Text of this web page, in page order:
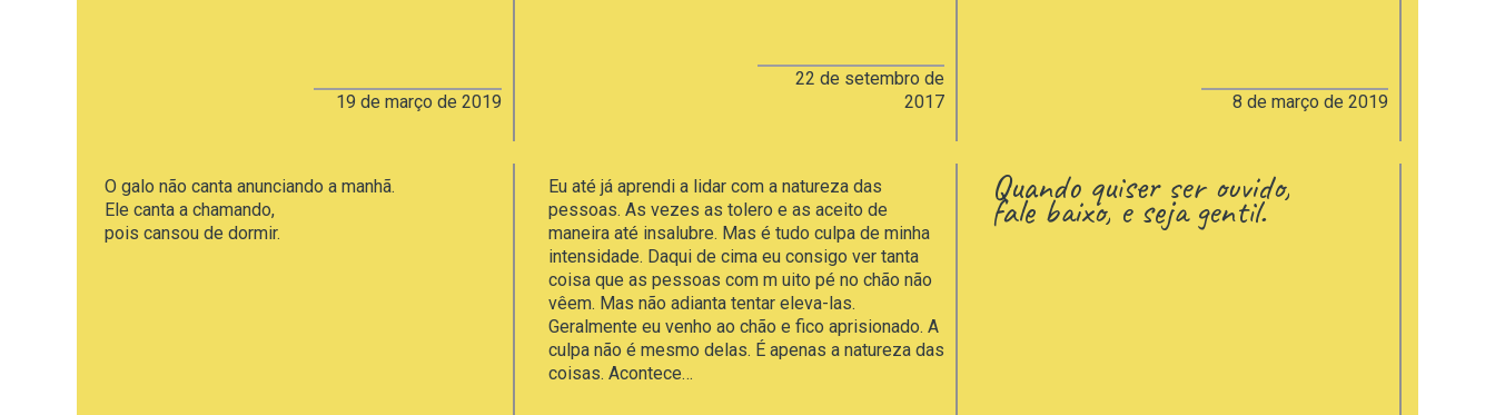
19 de março de 2019
22 de setembro de
2017
8 de março de 2019
O galo não canta anunciando a manhã.
Ele canta a chamando,
pois cansou de dormir.
Eu até já aprendi a lidar com a natureza das
pessoas. As vezes as tolero e as aceito de
maneira até insalubre. Mas é tudo culpa de minha
intensidade. Daqui de cima eu consigo ver tanta
coisa que as pessoas com m uito pé no chão não
vêem. Mas não adianta tentar eleva-las.
Geralmente eu venho ao chão e fico aprisionado. A
culpa não é mesmo delas. É apenas a natureza das
coisas. Acontece…
Quando quiser ser ouvido,
fale baixo, e seja gentil.